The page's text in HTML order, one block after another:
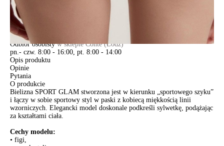
Dostawa
Kurier,
czas dostawy: 1-2 dni robocze
Paczkomaty InPost 24/7,
darmowa od 50 zł
czas dostawy: 1-2 dni robocze
Odbiór osobistyw sklepie Conte (Łodz)
pn.- czw. 8:00 - 16:00, pt. 8:00 - 14:00
Opis produktu
Opinie
Pytania
O produkcie
Bielizna SPORT GLAM stworzona jest w kierunku „sportowego szyku”
i łączy w sobie sportowy styl w paski z kobiecą miękkością linii
wzorniczych. Elegancki model doskonale podkreśli sylwetkę, podążając
za kształtami ciała.
Cechy modelu:
• figi,